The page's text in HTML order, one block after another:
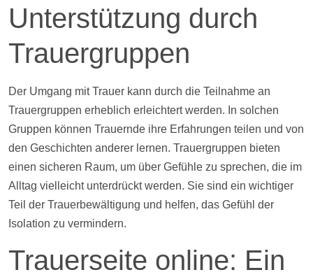
Unterstützung durch
Trauergruppen
Der Umgang mit Trauer kann durch die Teilnahme an
Trauergruppen erheblich erleichtert werden. In solchen
Gruppen können Trauernde ihre Erfahrungen teilen und von
den Geschichten anderer lernen. Trauergruppen bieten
einen sicheren Raum, um über Gefühle zu sprechen, die im
Alltag vielleicht unterdrückt werden. Sie sind ein wichtiger
Teil der Trauerbewältigung und helfen, das Gefühl der
Isolation zu vermindern.
Trauerseite online: Ein